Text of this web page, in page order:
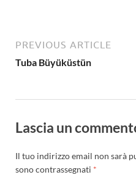
PREVIOUS ARTICLE
Tuba Büyüküstün
Lascia un
Il tuo indirizzo email non sarà
sono contrassegnati *